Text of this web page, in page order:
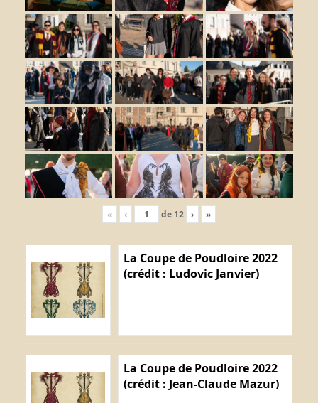
« ‹ de 12 › »
La Coupe de Poudloire 2022
(crédit : Ludovic Janvier)
La Coupe de Poudloire 2022
(crédit : Jean-Claude Mazur)